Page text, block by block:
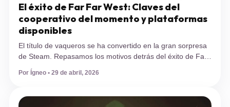
El éxito de Far Far West: Claves del
cooperativo del momento y plataformas
disponibles
El título de vaqueros se ha convertido en la gran sorpresa
de Steam. Repasamos los motivos detrás del éxito de Far
Far West, sus mecánicas principales y en qué plataformas
puedes jugarlo actualmente. Desarrollado por el estudio
este título de acción y aventuras llegó al mercado de […]
Por Ígneo • 29 de abril, 2026